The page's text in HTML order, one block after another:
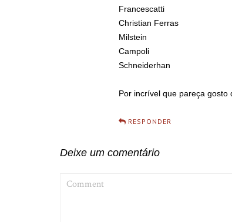
Francescatti
Christian Ferras
Milstein
Campoli
Schneiderhan
Por incrível que pareça gosto
RESPONDER
Deixe um comentário